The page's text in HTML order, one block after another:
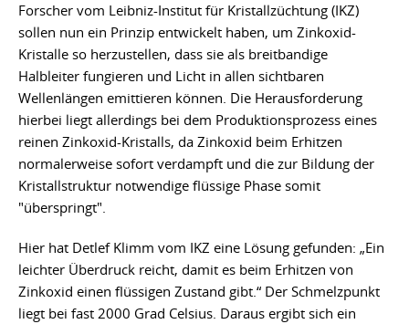
Forscher vom Leibniz-Institut für Kristallzüchtung (IKZ)
sollen nun ein Prinzip entwickelt haben, um Zinkoxid-
Kristalle so herzustellen, dass sie als breitbandige
Halbleiter fungieren und Licht in allen sichtbaren
Wellenlängen emittieren können. Die Herausforderung
hierbei liegt allerdings bei dem Produktionsprozess eines
reinen Zinkoxid-Kristalls, da Zinkoxid beim Erhitzen
normalerweise sofort verdampft und die zur Bildung der
Kristallstruktur notwendige flüssige Phase somit
"überspringt".
Hier hat Detlef Klimm vom IKZ eine Lösung gefunden: „Ein
leichter Überdruck reicht, damit es beim Erhitzen von
Zinkoxid einen flüssigen Zustand gibt.“ Der Schmelzpunkt
liegt bei fast 2000 Grad Celsius. Daraus ergibt sich ein